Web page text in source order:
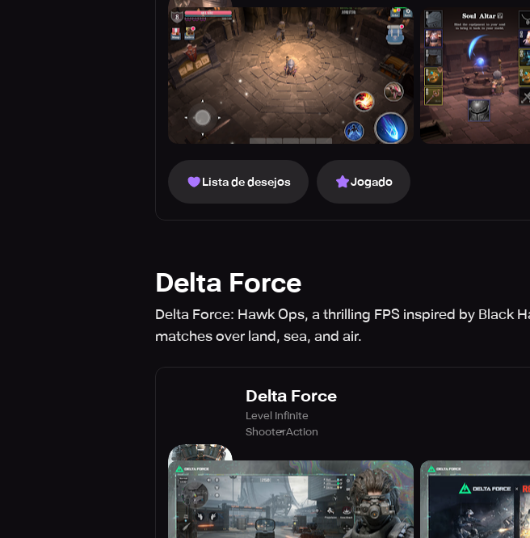
Lista de desejos Jogado
Delta Force
Delta Force: Hawk Ops, a thrilling FPS inspired by
matches over land, sea, and air.
Delta Force
Level Infinite
ShooterAction